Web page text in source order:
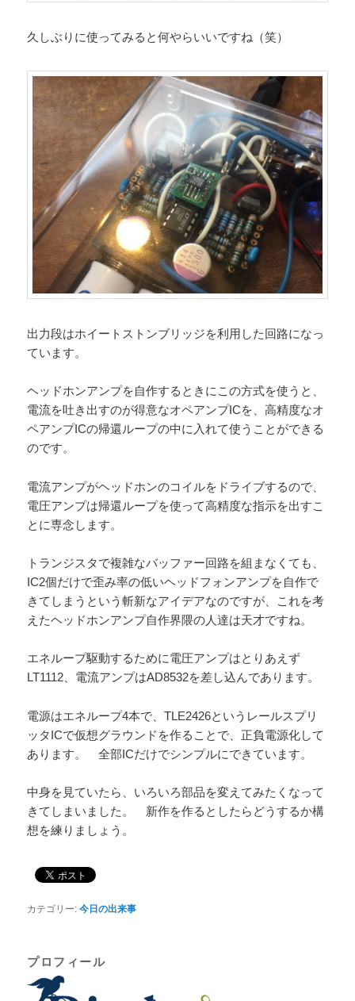
久しぶりに使ってみると何やらいいですね（笑）
出力段はホイートストンブリッジを利用した回路になっ
ています。
ヘッドホンアンプを自作するときにこの方式を使うと、
電流を吐き出すのが得意なオペアンプICを、高精度なオ
ペアンプICの帰還ループの中に入れて使うことができる
のです。
電流アンプがヘッドホンのコイルをドライブするので、
電圧アンプは帰還ループを使って高精度な指示を出すこ
とに専念します。
トランジスタで複雑なバッファー回路を組まなくても、
IC2個だけで歪み率の低いヘッドフォンアンプを自作で
きてしまうという斬新なアイデアなのですが、これを考
えたヘッドホンアンプ自作界隈の人達は天才ですね。
エネループ駆動するために電圧アンプはとりあえず
LT1112、電流アンプはAD8532を差し込んであります。
電源はエネループ4本で、TLE2426というレールスプリ
ッタICで仮想グラウンドを作ることで、正負電源化して
あります。 全部ICだけでシンプルにできています。
中身を見ていたら、いろいろ部品を変えてみたくなって
きてしまいました。 新作を作るとしたらどうするか構
想を練りましょう。
カテゴリー: 今日の出来事
プロフィール